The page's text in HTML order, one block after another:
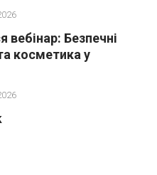
вебінар: Безпечні
косметика у